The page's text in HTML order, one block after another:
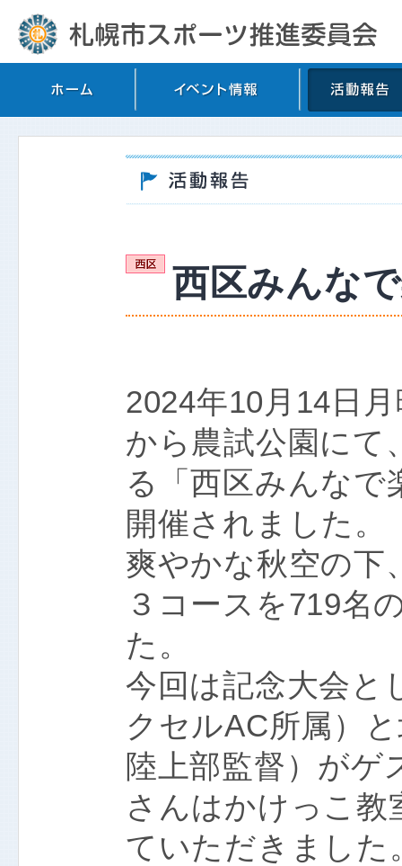
西区みんな
2024年10月14日
から農試公園にて
る「西区みんなで
開催されました。
爽やかな秋空の下
３コースを719名
た。
今回は記念大会と
クセルAC所属）
陸上部監督）がゲ
さんはかけっこ教
ていただきました